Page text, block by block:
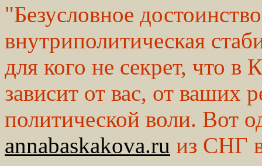
"Безусловное
внутриполитическая
для кого не секрет, что в
зависит от вас, от ваших
политической воли. Вот
annabaskakova.ru из СНГ